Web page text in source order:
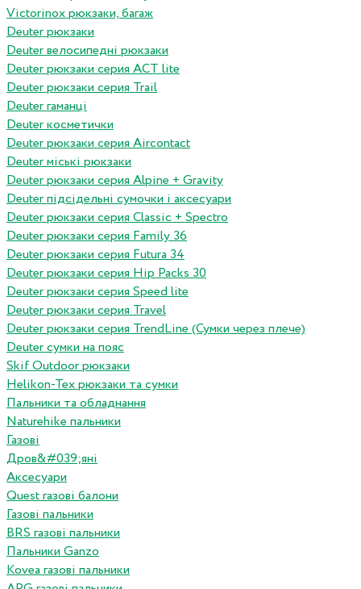
Victorinox рюкзаки, багаж
Deuter рюкзаки
Deuter велосипедні рюкзаки
Deuter рюкзаки серия ACT lite
Deuter рюкзаки серия Trail
Deuter гаманці
Deuter косметички
Deuter рюкзаки серия Aircontact
Deuter міські рюкзаки
Deuter рюкзаки серия Alpine + Gravity
Deuter підсідельні сумочки і аксесуари
Deuter рюкзаки серия Classic + Spectro
Deuter рюкзаки серия Family 36
Deuter рюкзаки серия Futura 34
Deuter рюкзаки серия Hip Packs 30
Deuter рюкзаки серия Speed lite
Deuter рюкзаки серия Travel
Deuter рюкзаки серия TrendLine (Сумки через плече)
Deuter сумки на пояс
Skif Outdoor рюкзаки
Helikon-Tex рюкзаки та сумки
Пальники та обладнання
Naturehike пальники
Газові
Дров&#039;яні
Аксесуари
Quest газові балони
Газові пальники
BRS газові пальники
Пальники Ganzo
Kovea газові пальники